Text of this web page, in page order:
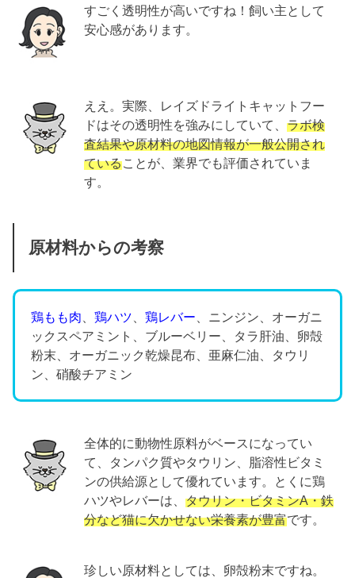
すごく透明性が高いですね！飼い主として
安心感があります。
ええ。実際、レイズドライトキャットフー
ドはその透明性を強みにしていて、ラボ検
査結果や原材料の地図情報が一般公開され
ている ことが、業界でも評価されていま
す。
原材料からの考察
鶏もも肉 、鶏ハツ 、鶏レバー 、ニンジン、オーガニ
ックスペアミント、ブルーベリー、タラ肝油、卵殻
粉末、オーガニック乾燥昆布、亜麻仁油、タウリ
ン、硝酸チアミン
全体的に動物性原料がベースになってい
て、タンパク質やタウリン、脂溶性ビタミ
ンの供給源として優れています。とくに鶏
ハツやレバーは、タウリン・ビタミンA・鉄
分など猫に欠かせない栄養素が豊富です。
珍しい原材料としては、卵殻粉末ですね。